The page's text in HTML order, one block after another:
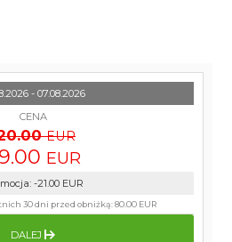
- 07.08.2026
CENA
EUR
EUR
: -21.00 EUR
30 dni przed obniżką:80.00 EUR
DALEJ